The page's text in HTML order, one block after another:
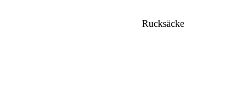
Rucksäcke